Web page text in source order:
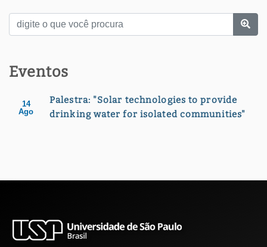
Eventos
14
Ago
Palestra: "Solar technologies to provide
drinking water for isolated communities"